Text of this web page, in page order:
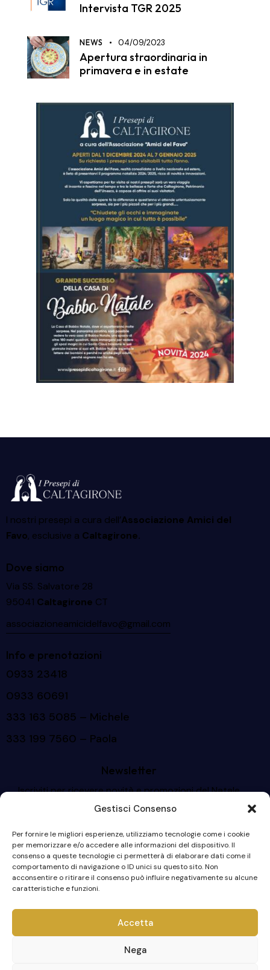
Gestisci Consenso
Per fornire le migliori esperienze, utilizziamo tecnologie come i cookie
per memorizzare e/o accedere alle informazioni del dispositivo. Il
consenso a queste tecnologie ci permetterà di elaborare dati come il
comportamento di navigazione o ID unici su questo sito. Non
acconsentire o ritirare il consenso può influire negativamente su alcune
caratteristiche e funzioni.
Accetta
Nega
Intervista TGR 2025
NEWS 04/09/2023
Apertura straordinaria in
primavera e in estate
I nostri presepi a cura dell’Associazione Amici del
Favo, esclusive a Caltagirone.
Dove siamo
Via SS. Salvatore 28
95041 Caltagirone CT
associazioneamicidelfavo@gmail.com
Info e prenotazioni
0933 23418
0933 60691
333 163 5085 – Michele
333 199 7560 – Paola
Newsletter
Iscriviti per ricevere novità e promozioni del Natale
2025
© 2023 I Presepi di Caltagirone. Tutti i